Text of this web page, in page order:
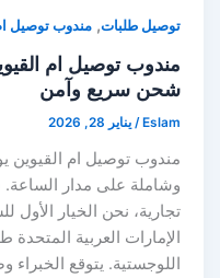
توصيل طلبات,مندوب توصيل
مندوب توصيل ام القيوين
شحن سريع وآمن
Eslam
/يناير 28, 2026
مندوب توصيل ام القيوين
وشاملة على مدار
تجارية، نحن الخيار الأول
الإمارات العربية
اللوجستية. يتوقع